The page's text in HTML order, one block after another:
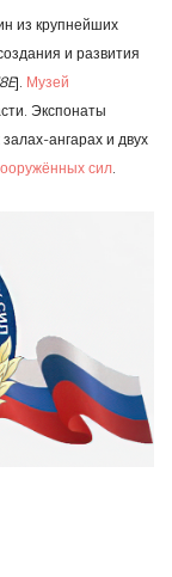
из крупнейших
и развития
]. Музей
Экспонаты
ангарах и двух
сил.